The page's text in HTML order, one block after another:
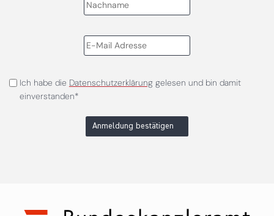
Ich habe die Datenschutzerklärunggelesen und bin damit
einverstanden*
Anmeldung bestätigen